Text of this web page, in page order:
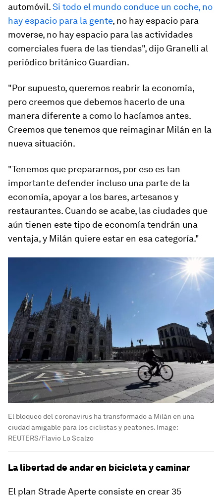
automóvil.Si todo el mundo conduce un coche, no
hay espacio para la gente, no hay espacio para
moverse, no hay espacio para las actividades
comerciales fuera de las tiendas", dijo Granelli al
periódico británico Guardian.
"Por supuesto, queremos reabrir la economía,
pero creemos que debemos hacerlo de una
manera diferente a como lo hacíamos antes.
Creemos que tenemos que reimaginar Milán en la
nueva situación.
"Tenemos que prepararnos, por eso es tan
importante defender incluso una parte de la
economía, apoyar a los bares, artesanos y
restaurantes. Cuando se acabe, las ciudades que
aún tienen este tipo de economía tendrán una
ventaja, y Milán quiere estar en esa categoría."
El bloqueo del coronavirus ha transformado a Milán en una
ciudad amigable para los ciclistas y peatones. Image:
REUTERS/Flavio Lo Scalzo
La libertad de andar en bicicleta y caminar
El plan Strade Aperte consiste en crear 35